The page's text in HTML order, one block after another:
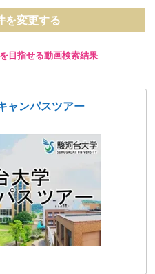
を変更する
目指せる動画検索結果
ャンパスツアー